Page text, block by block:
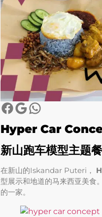
Hyper Car
新山跑车模型主题
在新山的Iskandar Puteri，
型展示和地道的马来西亚美食
的一家。